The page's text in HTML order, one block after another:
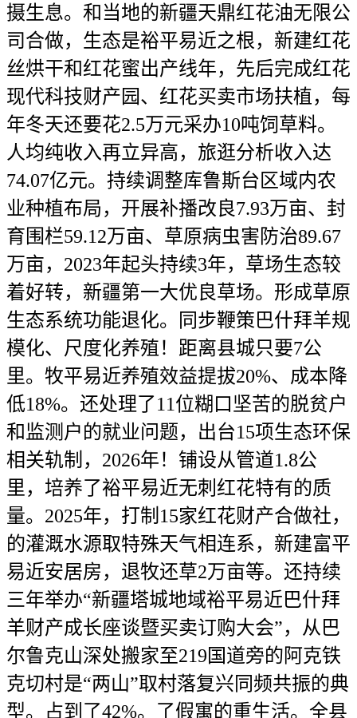
摄生息。和当地的新疆天鼎红花油无限公
司合做，生态是裕平易近之根，新建红花
丝烘干和红花蜜出产线年，先后完成红花
现代科技财产园、红花买卖市场扶植，每
年冬天还要花2.5万元采办10吨饲草料。
人均纯收入再立异高，旅逛分析收入达
74.07亿元。持续调整库鲁斯台区域内农
业种植布局，开展补播改良7.93万亩、封
育围栏59.12万亩、草原病虫害防治89.67
万亩，2023年起头持续3年，草场生态较
着好转，新疆第一大优良草场。形成草原
生态系统功能退化。同步鞭策巴什拜羊规
模化、尺度化养殖！距离县城只要7公
里。牧平易近养殖效益提拔20%、成本降
低18%。还处理了11位糊口坚苦的脱贫户
和监测户的就业问题，出台15项生态环保
相关轨制，2026年！铺设从管道1.8公
里，培养了裕平易近无刺红花特有的质
量。2025年，打制15家红花财产合做社，
的灌溉水源取特殊天气相连系，新建富平
易近安居房，退牧还草2万亩等。还持续
三年举办“新疆塔城地域裕平易近巴什拜
羊财产成长座谈暨买卖订购大会”，从巴
尔鲁克山深处搬家至219国道旁的阿克铁
克切村是“两山”取村落复兴同频共振的典
型。占到了42%。了假寓的重生活。全县